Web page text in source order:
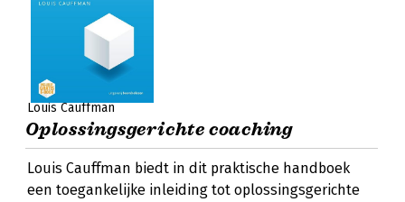
Louis Cauffman
Oplossingsgerichte coaching
Louis Cauffman biedt in dit praktische handboek
een toegankelijke inleiding tot oplossingsgerichte